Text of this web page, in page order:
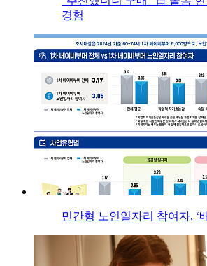
경험
민간형 노인일자리 참여자, ‘